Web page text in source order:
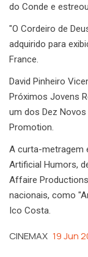
do Conde e
"O Cordeiro de
adquirido para
France.
David Pinheiro
Próximos Jovens
um dos Dez Novos
Promotion.
A curta-metragem
Artificial Humors,
Affaire
nacionais, como
Ico Costa.
CINEMAX 19 Jun